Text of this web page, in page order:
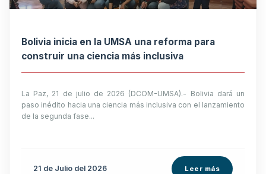
Bolivia inicia en la UMSA una reforma para
construir una ciencia más inclusiva
La Paz, 21 de julio de 2026 (DCOM-UMSA).- Bolivia dará un
paso inédito hacia una ciencia más inclusiva con el lanzamiento
de la segunda fase...
21 de Julio del 2026 Leer más